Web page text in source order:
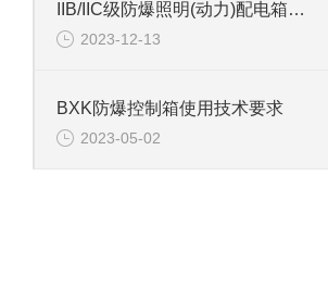
IIB/IIC级防爆照明(动力)配电箱等级选择
2023-12-13
BXK防爆控制箱使用技术要求
2023-05-02